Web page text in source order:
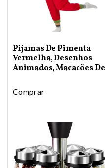
Pijamas De Pimenta
Vermelha, Desenhos
Animados, Macacões De
Comprar